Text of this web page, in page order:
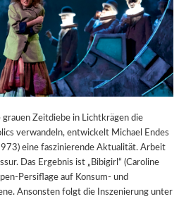
Zeitdiebe in Lichtkrägen die
verwandeln, entwickelt Michael Endes
eine faszinierende Aktualität. Arbeit
Das Ergebnis ist „Bibigirl“ (Caroline
Persiflage auf Konsum- und
Ansonsten folgt die Inszenierung unter